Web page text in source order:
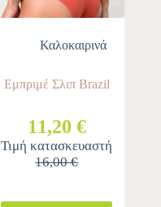
Καλοκαιρινά
Εμπριμέ Σλιπ Brazil
11,20 €
Τιμή κατασκευαστή
16,00 €